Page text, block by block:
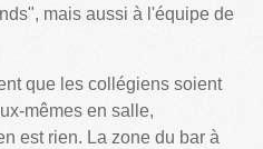
mais aussi à l'équipe de
que les collégiens soient
mêmes en salle,
est rien. La zone du bar à